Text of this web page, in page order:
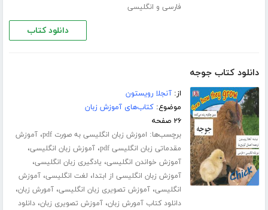
فارسی و انگلیسی
دانلود کتاب
دانلود کتاب جوجه
از:آنجلا رویستون
موضوع:کتاب‌های آموزش زبان
۲۶ صفحه
برچسب‌ها: اموزش زبان انگلیسی به صورت pdf ،آموزش
مقدماتی زبان انگلیسی pdf
،آموزش زبان انگلیسی،
آموزش خواندن انگلیسی، یادگیری زبان انگلیسی،
آموزش زبان انگلیسی از ابتدا، لغت انگلیسی،آموزش
انگلیسی،آموزش تصویری زبان انگلیسی،آمورش زبان،
دانلود کتاب آمورش زبان،آموزش تصویری زبان،دانلود